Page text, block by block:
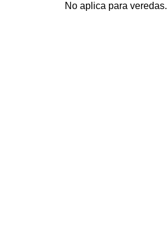
No aplica para veredas.